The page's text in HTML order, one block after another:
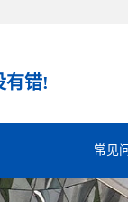
有错!
常见